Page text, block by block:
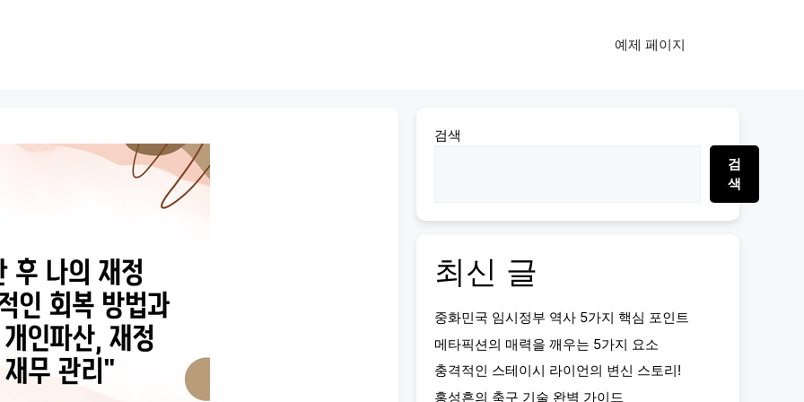
예제 페이지
검색
검
색
최신 글
중화민국 임시정부 역사 5가지 핵심 포인트
메타픽션의 매력을 깨우는 5가지 요소
충격적인 스테이시 라이언의 변신 스토리!
홍성흔의 축구 기술 완벽 가이드